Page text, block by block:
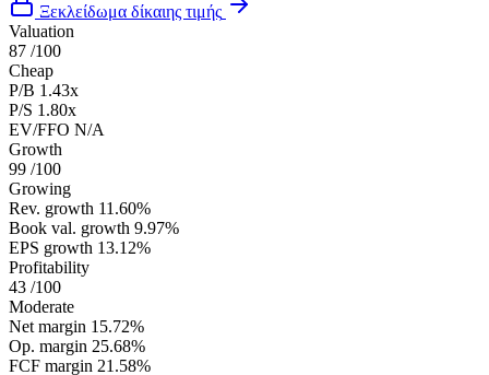
Ξεκλείδωμα δίκαιης τιμής
Valuation
87 /100
Cheap
P/B 1.43x
P/S 1.80x
EV/FFO N/A
Growth
99 /100
Growing
Rev. growth 11.60%
Book val. growth 9.97%
EPS growth 13.12%
Profitability
43 /100
Moderate
Net margin 15.72%
Op. margin 25.68%
FCF margin 21.58%